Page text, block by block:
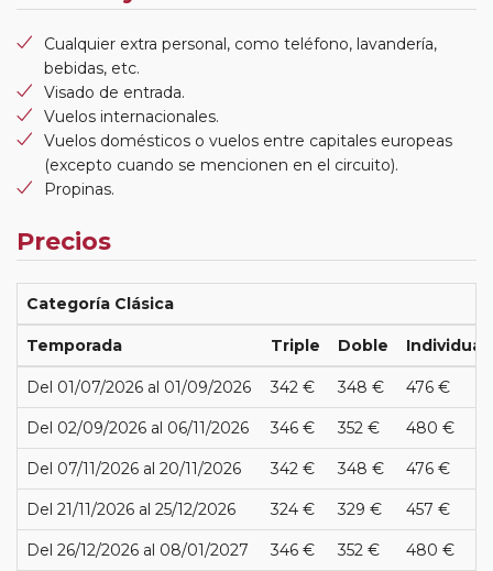
Cualquier extra personal, como teléfono, lavandería,
bebidas, etc.
Visado de entrada.
Vuelos internacionales.
Vuelos domésticos o vuelos entre capitales europeas
(excepto cuando se mencionen en el circuito).
Propinas.
Precios
Categoría Clásica
Temporada Triple Doble Individual
Del 01/07/2026 al 01/09/2026 342 € 348 € 476 €
Del 02/09/2026 al 06/11/2026 346 € 352 € 480 €
Del 07/11/2026 al 20/11/2026 342 € 348 € 476 €
Del 21/11/2026 al 25/12/2026 324 € 329 € 457 €
Del 26/12/2026 al 08/01/2027 346 € 352 € 480 €